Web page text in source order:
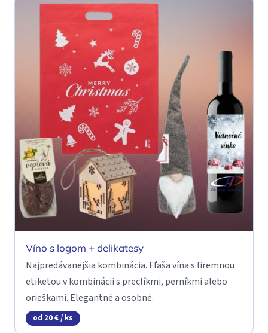
Víno s logom + delikatesy
Najpredávanejšia kombinácia. Fľaša vína s firemnou
etiketou v kombinácii s preclíkmi, perníkmi alebo
orieškami. Elegantné a osobné.
od 20 € / ks